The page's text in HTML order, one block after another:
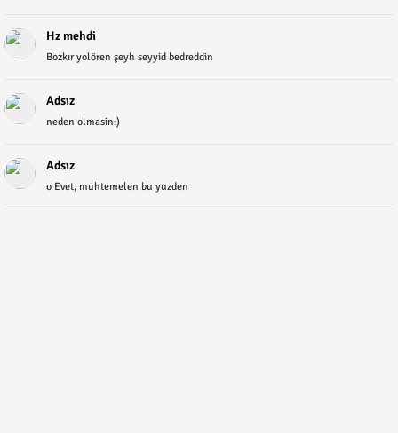
Hz mehdi
Bozkır yolören şeyh seyyid bedreddin
Adsız
neden olmasin:)
Adsız
o Evet, muhtemelen bu yuzden